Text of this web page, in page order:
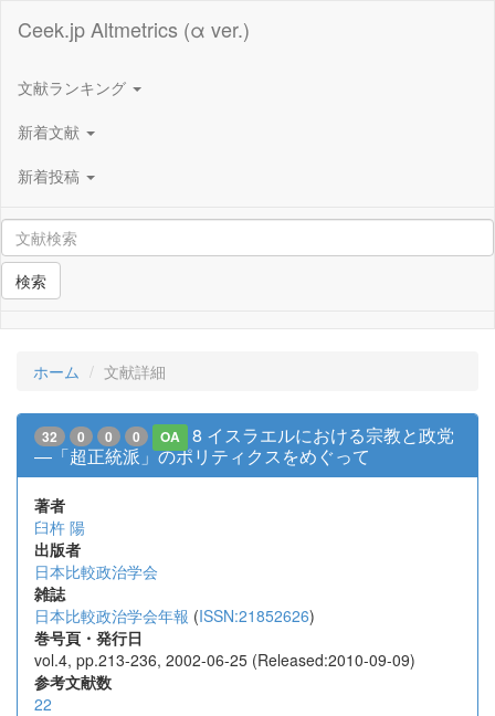
Ceek.jp Altmetrics (α ver.)
文献ランキング
新着文献
新着投稿
検索
ホーム 文献詳細
32 0 0 0 OA
8 イスラエルにおける宗教と政党
―「超正統派」のポリティクスをめぐって
著者
臼杵 陽
出版者
日本比較政治学会
雑誌
日本比較政治学会年報 (ISSN:21852626)
巻号頁・発行日
vol.4, pp.213-236, 2002-06-25 (Released:2010-09-09)
参考文献数
22